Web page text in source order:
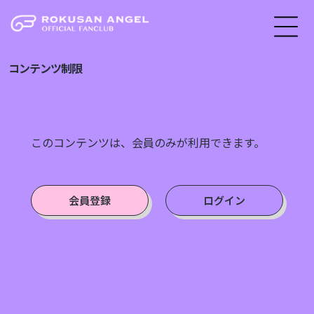
コンテンツ制限
このコンテンツは、会員のみが利用できます。
会員登録 ログイン